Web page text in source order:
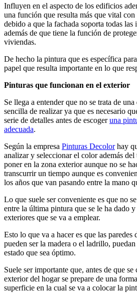
Influyen en el aspecto de los edificios
una función que resulta más que vital
debido a que la fachada soporta todas
además de que tiene la función de
viviendas.
De hecho la pintura que es específica
papel que resulta importante en lo que
Pinturas que funcionan en el exterior
Se llega a entender que no se trata de
sencilla de realizar ya que es necesario
serie de detalles antes de escogeruna
adecuada.
Según la empresa Pinturas Decolorhay
analizar y seleccionar el color además
poner en la zona exterior aunque no se
transcurrir un tiempo aunque es
los años que van pasando entre la mano
Lo que suele ser conveniente es que no
entre la última pintura que se le ha dado
exteriores que se va a emplear.
Esto lo que va a hacer es que las
pueden ser la madera o el ladrillo,
estado que sea óptimo.
Suele ser importante que, antes de que
exterior del hogar se prepare de una
superficie en la cual se va a colocar la